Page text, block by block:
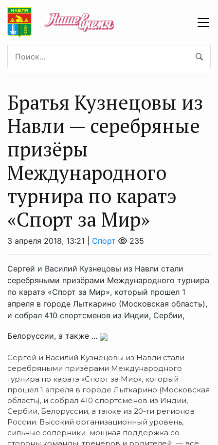
Братья Кузнецовы из
Навли — серебряные
призёры
Международного
турнира по каратэ
«Спорт за Мир»
3 апреля 2018, 13:21 | Спорт 235
Сергей и Василий Кузнецовы из Навли стали
серебряными призёрами Международного турнира
по каратэ «Спорт за Мир», который прошел 1
апреля в городе Лыткарино (Московская область),
и собрал 410 спортсменов из Индии, Сербии,
Белоруссии, а также ...
Сергей и Василий Кузнецовы из Навли стали
серебряными призёрами Международного
турнира по каратэ «Спорт за Мир», который
прошел 1 апреля в городе Лыткарино (Московская
область), и собрал 410 спортсменов из Индии,
Сербии, Белоруссии, а также из 20-ти регионов
России. Высокий организационный уровень,
сильные соперники мощная поддержка со